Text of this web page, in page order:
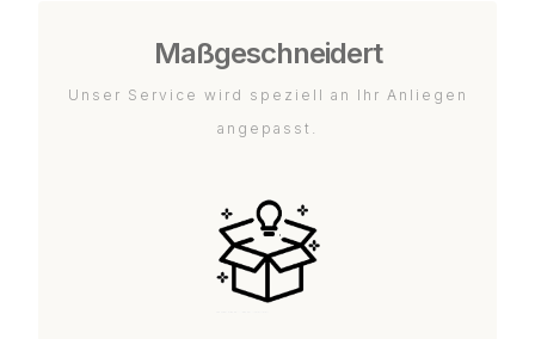
Maßgeschneidert
Unser Service wird speziell an Ihr Anliegen
angepasst.